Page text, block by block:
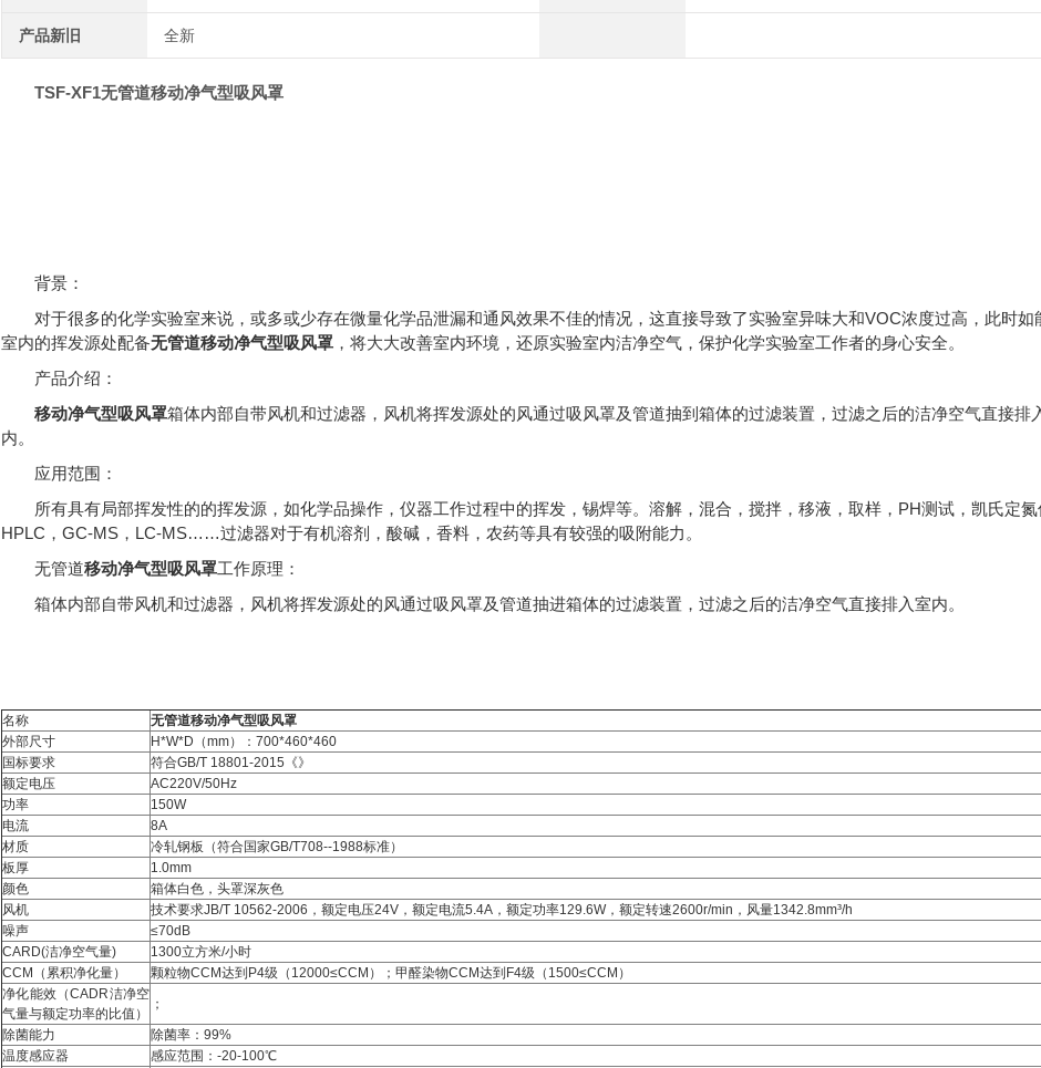
产品新旧 全新
TSF-XF1无管道移动净气型吸风罩
背景：
对于很多的化学实验室来说，或多或少存在微量化学品泄漏和通风效果不佳的情况，这直接导致了实验室异味大和VOC浓度过高，此时如
室内的挥发源处配备无管道移动净气型吸风罩 ，将大大改善室内环境，还原实验室内洁净空气，保护化学实验室工作者的身心安全。
产品介绍：
移动净气型吸风罩箱体内部自带风机和过滤器，风机将挥发源处的风通过吸风罩及管道抽到箱体的过滤装置，过滤之后的洁净空气直接排
内。
应用范围：
所有具有局部挥发性的的挥发源，如化学品操作，仪器工作过程中的挥发，锡焊等。溶解，混合，搅拌，移液，取样，PH测试，凯氏定
HPLC，GC-MS，LC-MS……过滤器对于有机溶剂，酸碱，香料，农药等具有较强的吸附能力。
无管道移动净气型吸风罩工作原理：
箱体内部自带风机和过滤器，风机将挥发源处的风通过吸风罩及管道抽进箱体的过滤装置，过滤之后的洁净空气直接排入室内。
名称 无管道移动净气型吸风罩
外部尺寸
H*W*D（mm）：700*460*460
国标要求
符合GB/T 18801-2015《》
额定电压
AC220V/50Hz
功率
150W
电流
8A
材质
冷轧钢板（符合国家GB/T708--1988标准）
板厚
1.0mm
颜色
箱体白色，头罩深灰色
风机
技术要求JB/T 10562-2006，额定电压24V，额定电流5.4A，额定功率129.6W，额定转速2600r/min，风量1342.8mm³/h
噪声
≤70dB
CARD(洁净空气量)
1300立方米/小时
CCM（累积净化量）
颗粒物CCM达到P4级（12000≤CCM）；甲醛染物CCM达到F4级（1500≤CCM）
净化能效（CADR洁净空
气量与额定功率的比值）
；
除菌能力
除菌率：99%
温度感应器
感应范围：-20-100℃